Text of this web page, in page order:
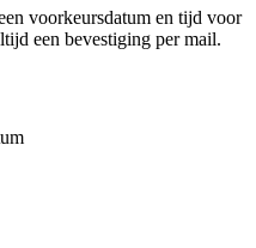
voorkeursdatum en tijd voor
een bevestiging per mail.